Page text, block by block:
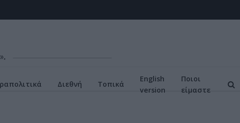
Διεθνή Τοπικά
English
version
Ποιοι
είμαστε